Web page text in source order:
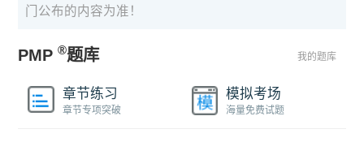
门公布的内容为准！
PMP®题库 我的题库
章节练习
章节专项突破
模拟考场
海量免费试题